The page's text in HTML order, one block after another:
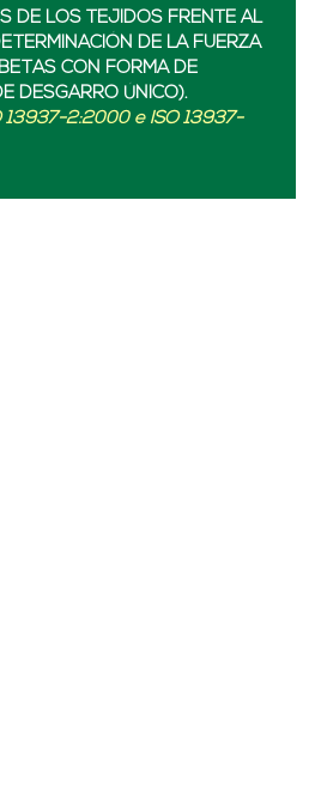
DE LOS TEJIDOS FRENTE AL
DE LA FUERZA
CON FORMA DE
DESGARRO ÚNICO).
13937-2:2000 e ISO 13937-